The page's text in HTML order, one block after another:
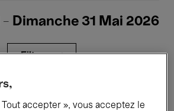
- Dimanche 31 Mai 2026
Filtres
accepter », vous acceptez le